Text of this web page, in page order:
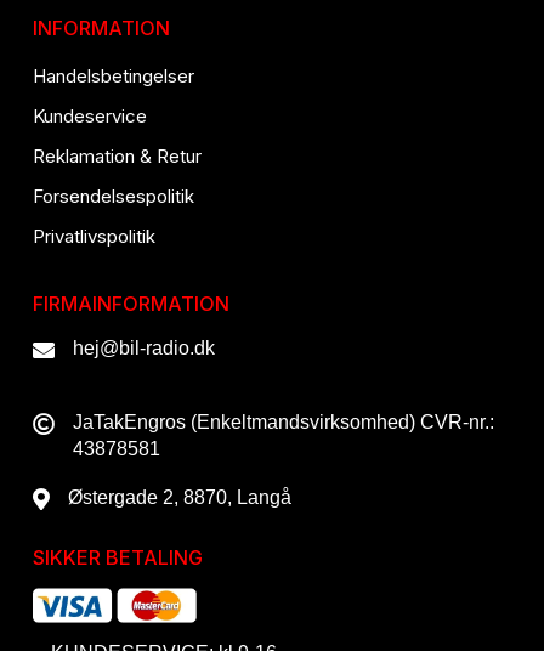
INFORMATION
Handelsbetingelser
Kundeservice
Reklamation & Retur
Forsendelsespolitik
Privatlivspolitik
FIRMAINFORMATION
hej@bil-radio.dk
JaTakEngros (Enkeltmandsvirksomhed) CVR-nr.:
43878581
Østergade 2, 8870, Langå
SIKKER BETALING